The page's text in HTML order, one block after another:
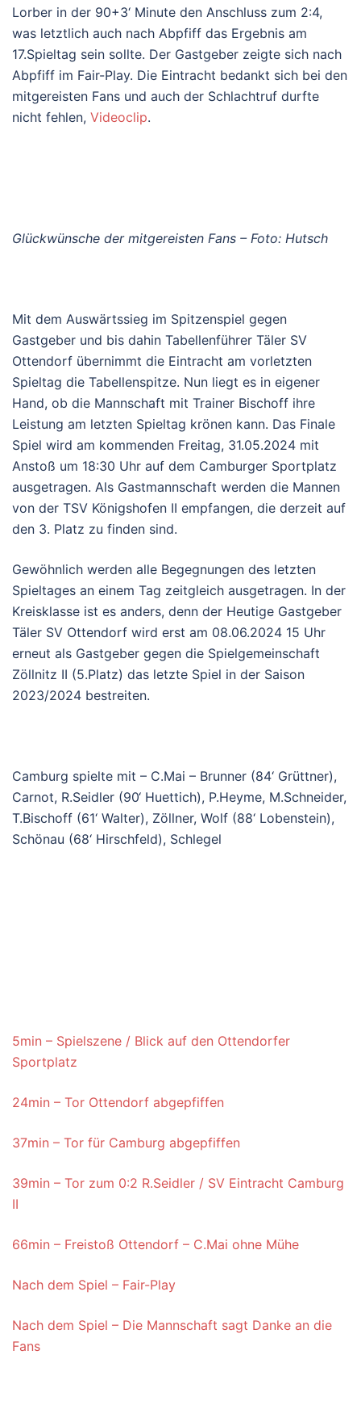
Lorber in der 90+3‘ Minute den Anschluss zum 2:4,
was letztlich auch nach Abpfiff das Ergebnis am
17.Spieltag sein sollte. Der Gastgeber zeigte sich nach
Abpfiff im Fair-Play. Die Eintracht bedankt sich bei den
mitgereisten Fans und auch der Schlachtruf durfte
nicht fehlen, Videoclip.
Glückwünsche der mitgereisten Fans – Foto: Hutsch
Mit dem Auswärtssieg im Spitzenspiel gegen
Gastgeber und bis dahin Tabellenführer Täler SV
Ottendorf übernimmt die Eintracht am vorletzten
Spieltag die Tabellenspitze. Nun liegt es in eigener
Hand, ob die Mannschaft mit Trainer Bischoff ihre
Leistung am letzten Spieltag krönen kann. Das Finale
Spiel wird am kommenden Freitag, 31.05.2024 mit
Anstoß um 18:30 Uhr auf dem Camburger Sportplatz
ausgetragen. Als Gastmannschaft werden die Mannen
von der TSV Königshofen II empfangen, die derzeit auf
den 3. Platz zu finden sind.
Gewöhnlich werden alle Begegnungen des letzten
Spieltages an einem Tag zeitgleich ausgetragen. In der
Kreisklasse ist es anders, denn der Heutige Gastgeber
Täler SV Ottendorf wird erst am 08.06.2024 15 Uhr
erneut als Gastgeber gegen die Spielgemeinschaft
Zöllnitz II (5.Platz) das letzte Spiel in der Saison
2023/2024 bestreiten.
Camburg spielte mit – C.Mai – Brunner (84‘ Grüttner),
Carnot, R.Seidler (90‘ Huettich), P.Heyme, M.Schneider,
T.Bischoff (61‘ Walter), Zöllner, Wolf (88‘ Lobenstein),
Schönau (68‘ Hirschfeld), Schlegel
5min – Spielszene / Blick auf den Ottendorfer
Sportplatz
24min – Tor Ottendorf abgepfiffen
37min – Tor für Camburg abgepfiffen
39min – Tor zum 0:2 R.Seidler / SV Eintracht Camburg
II
66min – Freistoß Ottendorf – C.Mai ohne Mühe
Nach dem Spiel – Fair-Play
Nach dem Spiel – Die Mannschaft sagt Danke an die
Fans